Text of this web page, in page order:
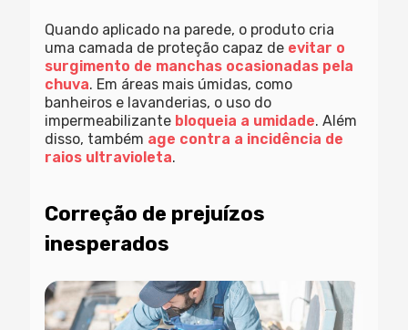
Quando aplicado na parede, o produto cria
uma camada de proteção capaz de evitar o
surgimento de manchas ocasionadas pela
chuva. Em áreas mais úmidas, como
banheiros e lavanderias, o uso do
impermeabilizante bloqueia a umidade. Além
disso, também age contra a incidência de
raios ultravioleta.
Correção de prejuízos
inesperados